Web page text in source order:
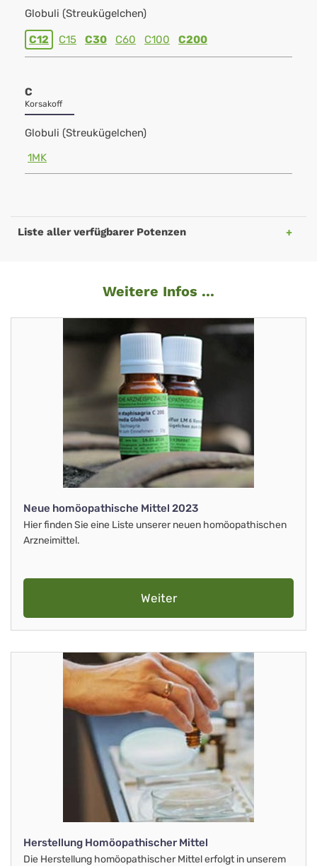
Globuli (Streukügelchen)
C12 C15 C30 C60 C100 C200
C
Korsakoff
Globuli (Streukügelchen)
1MK
Liste aller verfügbarer Potenzen
Weitere Infos ...
Neue homöopathische Mittel 2023
Hier finden Sie eine Liste unserer neuen homöopathischen
Arzneimittel.
Weiter
Herstellung Homöopathischer Mittel
Die Herstellung homöopathischer Mittel erfolgt in unserem